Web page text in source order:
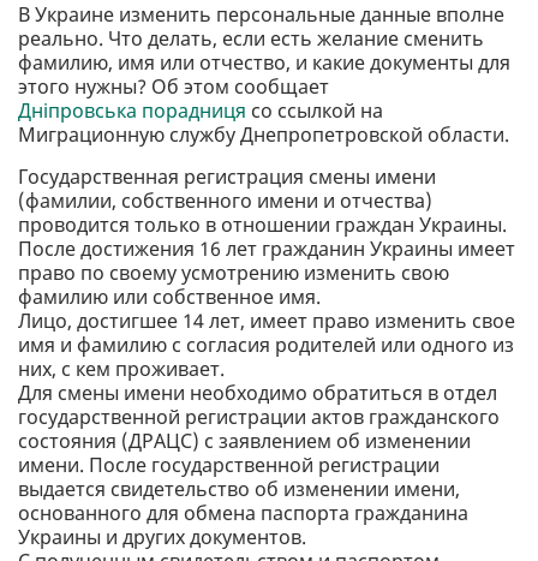
В Украине изменить персональные данные вполне
реально. Что делать, если есть желание сменить
фамилию, имя или отчество, и какие документы для
этого нужны? Об этом сообщает
Дніпровська порадниця со ссылкой на
Миграционную службу Днепропетровской области.
Государственная регистрация смены имени
(фамилии, собственного имени и отчества)
проводится только в отношении граждан Украины.
После достижения 16 лет гражданин Украины имеет
право по своему усмотрению изменить свою
фамилию или собственное имя.
Лицо, достигшее 14 лет, имеет право изменить свое
имя и фамилию с согласия родителей или одного из
них, с кем проживает.
Для смены имени необходимо обратиться в отдел
государственной регистрации актов гражданского
состояния (ДРАЦС) с заявлением об изменении
имени. После государственной регистрации
выдается свидетельство об изменении имени,
основанного для обмена паспорта гражданина
Украины и других документов.